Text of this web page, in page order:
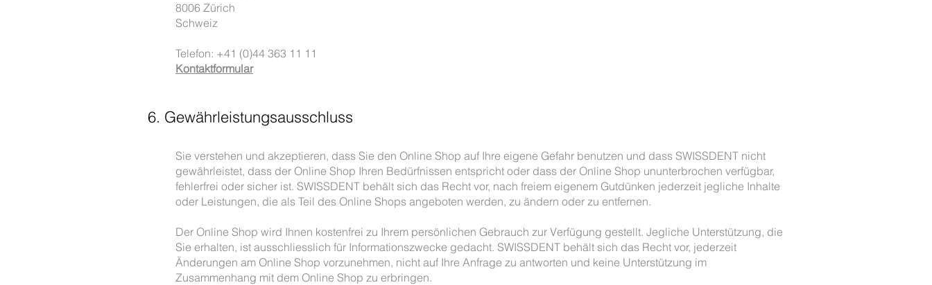
8006 Zürich
Schweiz
Telefon: +41 (0)44 363 11 11
Kontaktformular
6. Gewährleistungsausschluss
Sie verstehen und akzeptieren, dass Sie den Online Shop auf Ihre eigene Gefahr benutzen und dass SWISSDENT nicht
gewährleistet, dass der Online Shop Ihren Bedürfnissen entspricht oder dass der Online Shop ununterbrochen verfügbar,
fehlerfrei oder sicher ist. SWISSDENT behält sich das Recht vor, nach freiem eigenem Gutdünken jederzeit jegliche Inhalte
oder Leistungen, die als Teil des Online Shops angeboten werden, zu ändern oder zu entfernen.
Der Online Shop wird Ihnen kostenfrei zu Ihrem persönlichen Gebrauch zur Verfügung gestellt. Jegliche Unterstützung, die
Sie erhalten, ist ausschliesslich für Informationszwecke gedacht. SWISSDENT behält sich das Recht vor, jederzeit
Änderungen am Online Shop vorzunehmen, nicht auf Ihre Anfrage zu antworten und keine Unterstützung im
Zusammenhang mit dem Online Shop zu erbringen.